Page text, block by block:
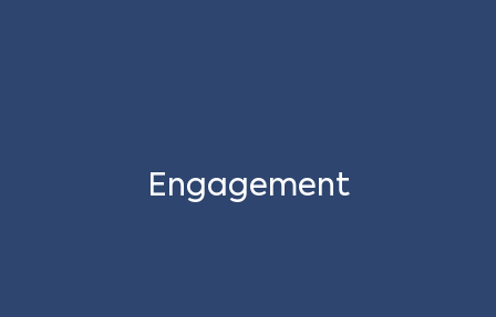
Engagement